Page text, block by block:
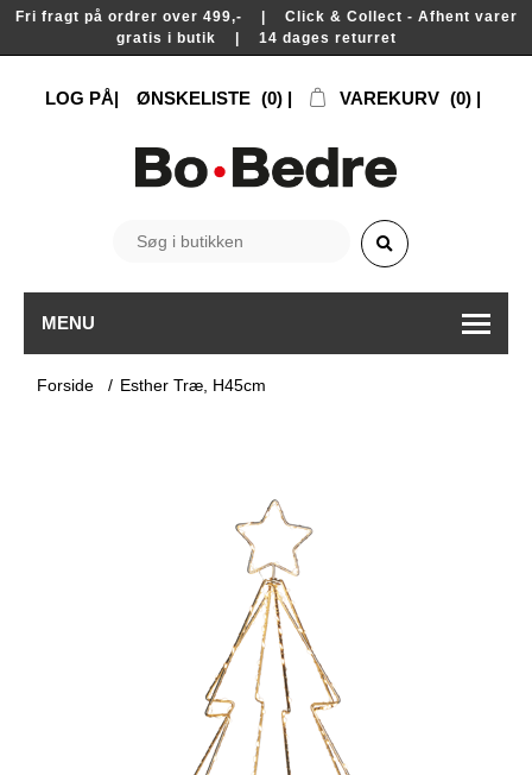
Fri fragt på ordrer over 499,- | Click & Collect - Afhent varer
gratis i butik | 14 dages returret
LOG PÅ ØNSKELISTE (0) VAREKURV (0)
MENU
Forside / Esther Træ, H45cm